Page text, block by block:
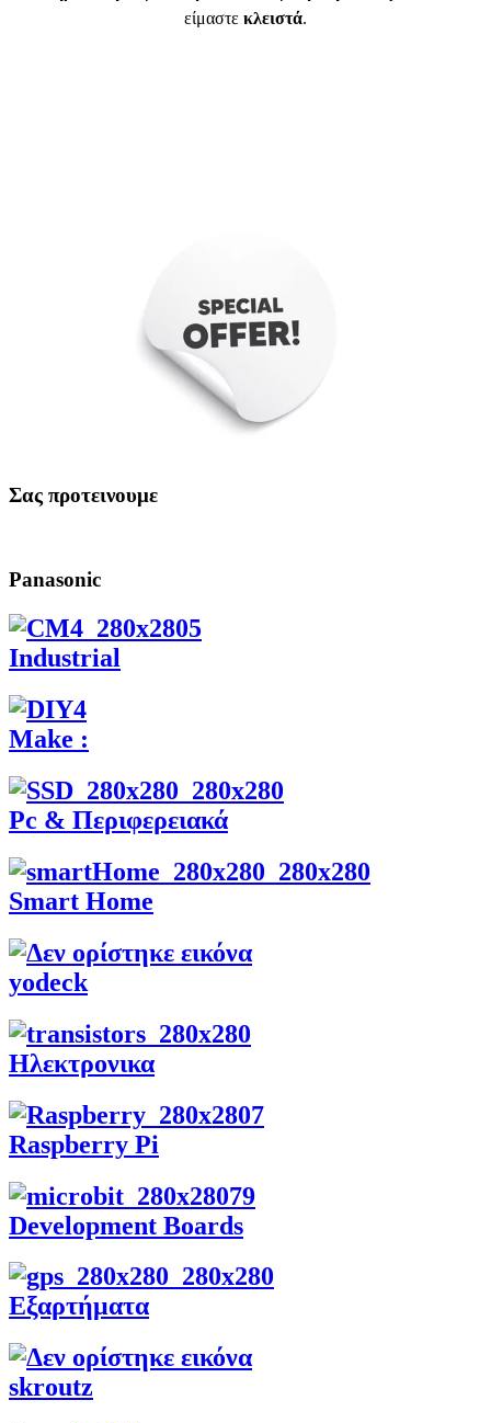
είμαστε κλειστά.
Σας προτεινουμε
Panasonic
Industrial
Make :
Pc & Περιφερειακά
Smart Home
yodeck
Ηλεκτρονικα
Raspberry Pi
Development Boards
Εξαρτήματα
skroutz